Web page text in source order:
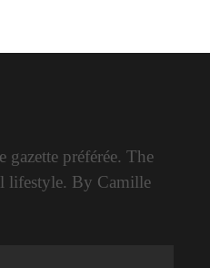
gazette préférée. The
lifestyle. By Camille